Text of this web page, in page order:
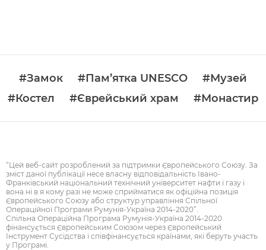
#Замок #Пам’ятка UNESCO
#Музей
#Костел
#Єврейський храм #Монастир
“Цей веб-сайт розроблений за підтримки Європейського Союзу. За
зміст даної публікації несе власну відповідальність Івано-
Франківський національний технічний університет нафти і газу і
вона ні в я кому разі не може сприйматися як офіційна позиція
Європейського Союзу або структур управління Спільної
Операційної Програми Румунія-Україна 2014-2020”.
Спільна Операційна Програма Румунія-Україна 2014-2020
фінансується Європейським Союзом через Європейський
Інструмент Сусідства і співфінансується країнами, які беруть участь
у Програмі.